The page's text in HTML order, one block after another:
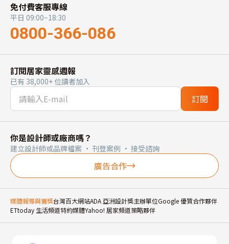
免付費客服專線
平日 09:00~18:30
0800-366-086
訂閱居家靈感週報
已有 38,000+ 位讀者加入
訂閱
你是設計師或廠商嗎？
建立設計師或品牌檔案 · 刊登案例 · 接受諮詢
廣告合作
媒體報導與獲獎台灣百大網站ADA 亞洲設計獎主辦單位Google 優質合作夥伴
ETtoday 生活頻道特約媒體Yahoo! 居家頻道策略夥伴